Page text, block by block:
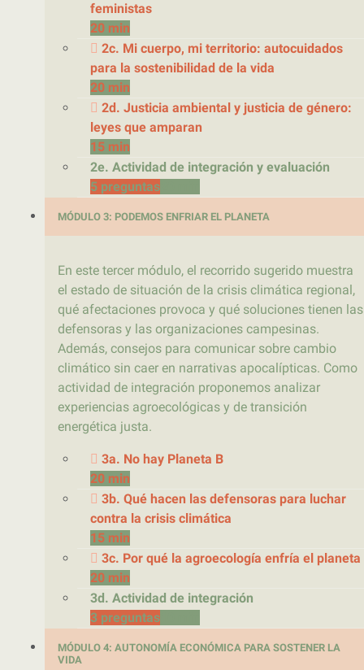
feministas
20 min
2c. Mi cuerpo, mi territorio: autocuidados
para la sostenibilidad de la vida
20 min
2d. Justicia ambiental y justicia de género:
leyes que amparan
15 min
2e. Actividad de integración y evaluación
5 preguntas
MÓDULO 3: PODEMOS ENFRIAR EL PLANETA
En este tercer módulo, el recorrido sugerido muestra
el estado de situación de la crisis climática regional,
qué afectaciones provoca y qué soluciones tienen las
defensoras y las organizaciones campesinas.
Además, consejos para comunicar sobre cambio
climático sin caer en narrativas apocalípticas. Como
actividad de integración proponemos analizar
experiencias agroecológicas y de transición
energética justa.
3a. No hay Planeta B
20 min
3b. Qué hacen las defensoras para luchar
contra la crisis climática
15 min
3c. Por qué la agroecología enfría el planeta
20 min
3d. Actividad de integración
3 preguntas
MÓDULO 4: AUTONOMÍA ECONÓMICA PARA SOSTENER LA
VIDA